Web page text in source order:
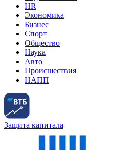
HR
Экономика
Бизнес
Спорт
Общество
Наука
Авто
Происшествия
НАПП
Защита капитала